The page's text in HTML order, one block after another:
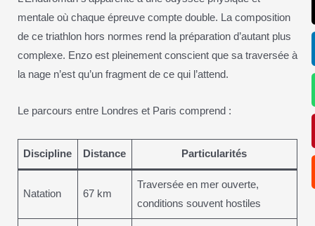
mentale où chaque épreuve compte double. La composition
de ce triathlon hors normes rend la préparation d’autant plus
complexe. Enzo est pleinement conscient que sa traversée à
la nage n’est qu’un fragment de ce qui l’attend.
Le parcours entre Londres et Paris comprend :
Discipline Distance Particularités
Natation 67 km
Traversée en mer ouverte,
conditions souvent hostiles